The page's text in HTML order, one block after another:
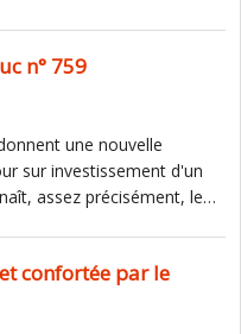
n° 759
une nouvelle
sur investissement d'un
assez précisément, le…
confortée par le